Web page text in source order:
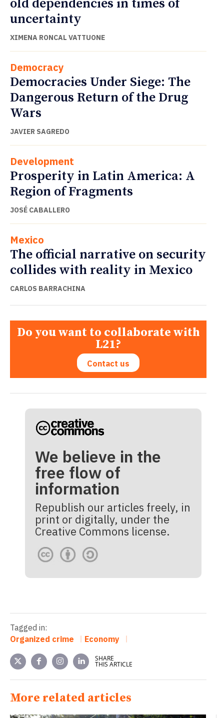
old dependencies in times of
uncertainty
XIMENA RONCAL VATTUONE
Democracy
Democracies Under Siege: The
Dangerous Return of the Drug
Wars
JAVIER SAGREDO
Development
Prosperity in Latin America: A
Region of Fragments
JOSÉ CABALLERO
Mexico
The official narrative on security
collides with reality in Mexico
CARLOS BARRACHINA
Do you want to collaborate with
L21?
Contact us
We believe in the
free flow of
information
Republish our articles freely, in
print or digitally, under the
Creative Commons license.
Tagged in:
Organized crime
Economy
SHARE
THIS ARTICLE
More related articles